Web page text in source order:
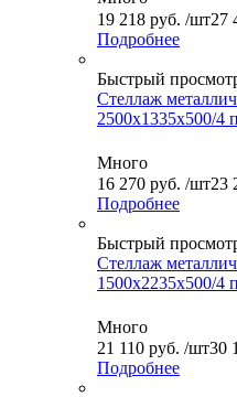
19 218 руб. /шт27
Подробнее
Быстрый
Стеллаж
2500x1335x500/4
Много
16 270 руб. /шт23
Подробнее
Быстрый
Стеллаж
1500x2235x500/4
Много
21 110 руб. /шт30
Подробнее